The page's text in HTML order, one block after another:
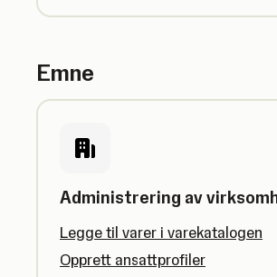
Emne
Administrering av
Legge til varer i varekatalogen
Opprett ansattprofiler